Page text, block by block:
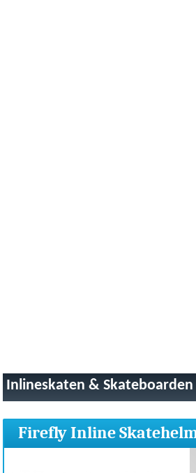
Inlineskaten & Skateboarden
Firefly Inline